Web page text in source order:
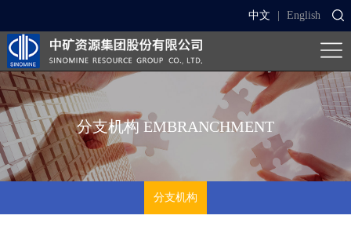
中文 English
分支机构 EMBRANCHMENT
分支机构